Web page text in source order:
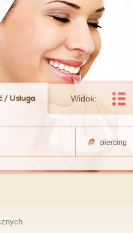
/ Usługa Widok:
piercing